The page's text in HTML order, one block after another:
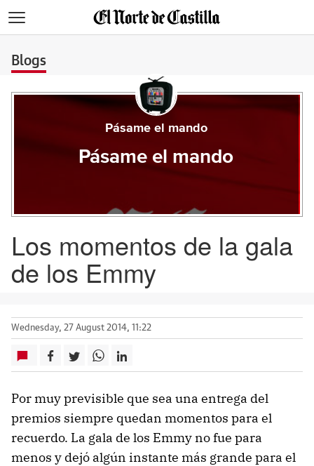
Blogs
Pásame el mando
Pásame el mando
Los momentos de la gala
de los Emmy
Wednesday, 27 August 2014, 11:22
Por muy previsible que sea una entrega del
premios siempre quedan momentos para el
recuerdo. La gala de los Emmy no fue para
menos y dejó algún instante más grande para el